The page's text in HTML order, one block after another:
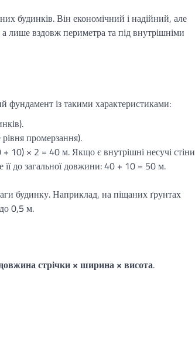
будинків. Він економічний і надійний, але
лише вздовж периметра та під внутрішніми
фундамент із такими характеристиками:
промерзання).
10) × 2 = 40 м. Якщо є внутрішні несучі стіни
до загальної довжини: 40 + 10 = 50 м.
будинку. Наприклад, на піщаних ґрунтах
0,5 м.
стрічки × ширина × висота.